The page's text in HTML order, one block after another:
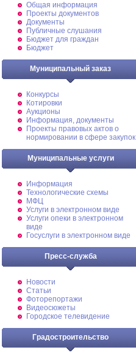
Общая информация
Проекты документов
Документы
Публичные слушания
Бюджет для граждан
Бюджет
Муниципальный заказ
Конкурсы
Котировки
Аукционы
Информация, документы
Проекты правовых актов о
нормировании в сфере закупок
Муниципальные услуги
Информация
Технологические схемы
МФЦ
Услуги в электронном виде
Услуги опеки в электронном
виде
Госуслуги в электронном виде
Пресс-служба
Новости
Статьи
Фоторепортажи
Видеосюжеты
Городское телевидение
Градостроительство